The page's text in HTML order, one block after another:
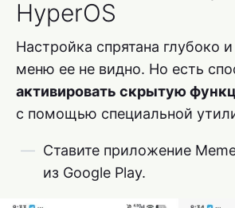
HyperOS
Настройка спрятана глубоко
меню ее не видно. Но есть
активировать скрытую
с помощью специальной
Ставите приложение
из Google Play.